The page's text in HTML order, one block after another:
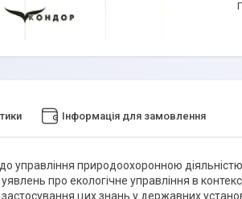
Інформація для замовлення
управління природоохоронною
про екологічне управління в
цих знань у державних